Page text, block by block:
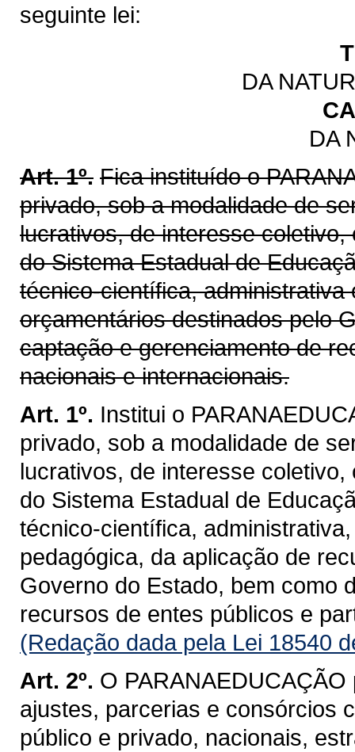
seguinte lei:
DA
DA
Art. 1º. Fica instituído o
privado, sob a modalidade de
lucrativos, de interesse
do Sistema Estadual de
técnico-científica,
orçamentários destinados pelo
captação e gerenciamento de
nacionais e internacionais.
Art. 1º. Institui o
privado, sob a modalidade de
lucrativos, de interesse
do Sistema Estadual de
técnico-científica,
pedagógica, da aplicação de
Governo do Estado, bem como
recursos de entes públicos e
(Redação dada pela Lei 18540
Art. 2º. O
ajustes, parcerias e consórcios
público e privado, nacionais,